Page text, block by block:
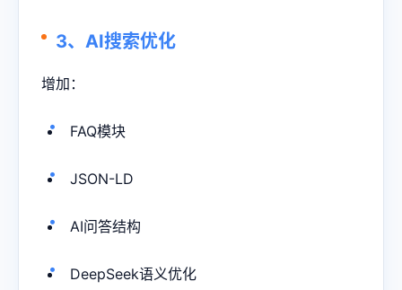
3、AI搜索优化
增加：
FAQ模块
JSON-LD
AI问答结构
DeepSeek语义优化